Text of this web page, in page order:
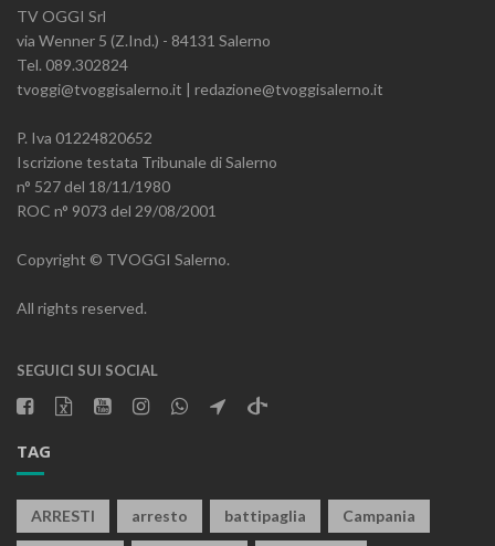
TV OGGI Srl
via Wenner 5 (Z.Ind.) - 84131 Salerno
Tel. 089.302824
tvoggi@tvoggisalerno.it | redazione@tvoggisalerno.it
P. Iva 01224820652
Iscrizione testata Tribunale di Salerno
n° 527 del 18/11/1980
ROC n° 9073 del 29/08/2001
Copyright © TVOGGI Salerno.
All rights reserved.
SEGUICI SUI SOCIAL
TAG
ARRESTI arresto battipaglia Campania